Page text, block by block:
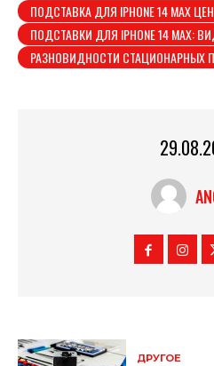
ПОДСТАВКА ДЛЯ IPHONE 14 MAX
ПОДСТАВКИ ДЛЯ IPHONE 14 MAX:
РАЗНОВИДНОСТИ СТАЦИОНАРНЫХ
ДРУГОЕ